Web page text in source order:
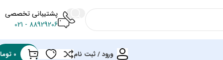
پشتیبانی تخصصی
88929206 - 021
ورود / ثبت نام 0